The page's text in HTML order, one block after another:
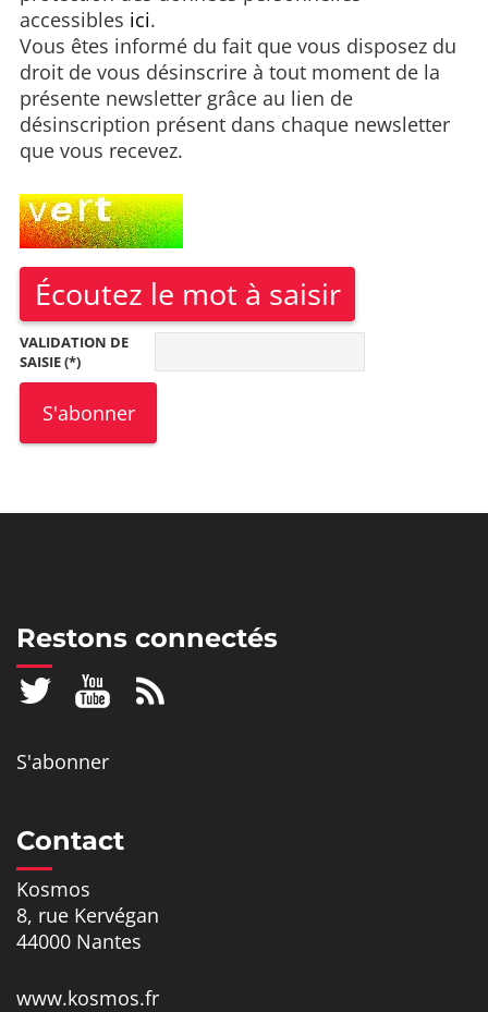
accessibles ici.
Vous êtes informé du fait que vous disposez du
droit de vous désinscrire à tout moment de la
présente newsletter grâce au lien de
désinscription présent dans chaque newsletter
que vous recevez.
Écoutez le mot à saisir
VALIDATION DE
SAISIE (*)
Restons connectés
S'abonner
Contact
Kosmos
8, rue Kervégan
44000 Nantes
www.kosmos.fr